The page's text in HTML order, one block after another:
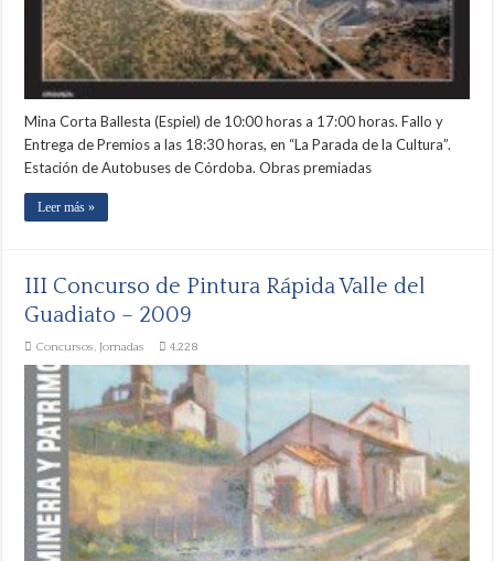
Mina Corta Ballesta (Espiel) de 10:00 horas a 17:00 horas. Fallo y
Entrega de Premios a las 18:30 horas, en “La Parada de la Cultura”.
Estación de Autobuses de Córdoba. Obras premiadas
Leer más »
III Concurso de Pintura Rápida Valle del
Guadiato – 2009
Concursos,Jornadas 4,228